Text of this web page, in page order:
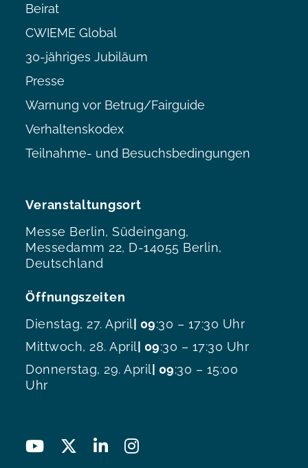
Veranstaltungsort
Messe Berlin, Südeingang,
Messedamm 22, D-14055 Berlin,
Deutschland
Öffnungszeiten
Dienstag, 27. April| 09:30 – 17:30 Uhr
Mittwoch, 28. April| 09:30 – 17:30 Uhr
Donnerstag, 29. April| 09:30 – 15:00
Uhr
Beirat
CWIEME Global
30-jähriges Jubiläum
Presse
Warnung vor Betrug/Fairguide
Verhaltenskodex
Teilnahme- und Besuchsbedingungen